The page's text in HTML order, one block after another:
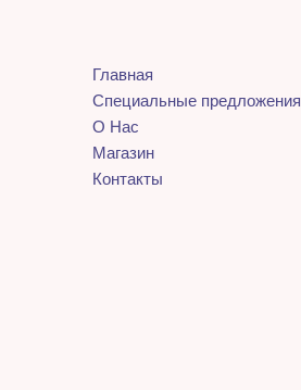
Главная
Специальные предложения
О Нас
Магазин
Контакты